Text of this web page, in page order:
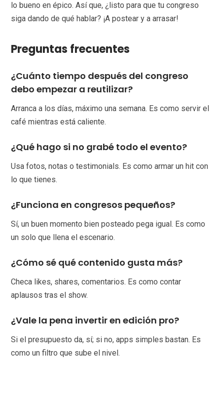
lo bueno en épico. Así que, ¿listo para que tu congreso
siga dando de qué hablar? ¡A postear y a arrasar!
Preguntas frecuentes
¿Cuánto tiempo después del congreso
debo empezar a reutilizar?
Arranca a los días, máximo una semana. Es como servir el
café mientras está caliente.
¿Qué hago si no grabé todo el evento?
Usa fotos, notas o testimonials. Es como armar un hit con
lo que tienes.
¿Funciona en congresos pequeños?
Sí, un buen momento bien posteado pega igual. Es como
un solo que llena el escenario.
¿Cómo sé qué contenido gusta más?
Checa likes, shares, comentarios. Es como contar
aplausos tras el show.
¿Vale la pena invertir en edición pro?
Si el presupuesto da, sí; si no, apps simples bastan. Es
como un filtro que sube el nivel.